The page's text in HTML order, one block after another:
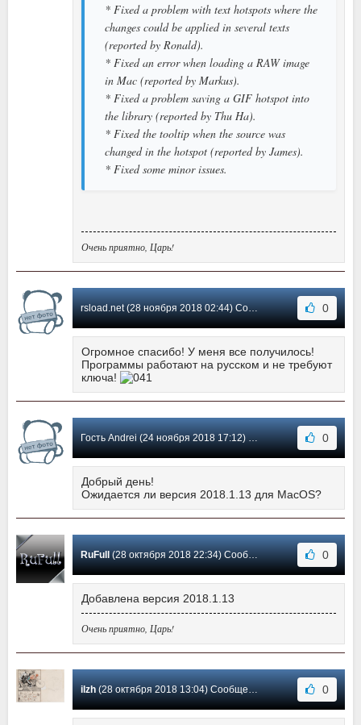
* Fixed a problem with text hotspots where the
changes could be applied in several texts
(reported by Ronald).
* Fixed an error when loading a RAW image
in Mac (reported by Markus).
* Fixed a problem saving a GIF hotspot into
the library (reported by Thu Ha).
* Fixed the tooltip when the source was
changed in the hotspot (reported by James).
* Fixed some minor issues.
Очень приятно, Царь!
rsload.net (28 ноября 2018 02:44) Сообщение #20 0
Огромное спасибо! У меня все получилось!
Программы работают на русском и не требуют
ключа!
Гость Andrei (24 ноября 2018 17:12) Сообщение #19 0
Добрый день!
Ожидается ли версия 2018.1.13 для MacOS?
RuFull(28 октября 2018 22:34) Сообщение #18 0
Добавлена версия 2018.1.13
Очень приятно, Царь!
ilzh(28 октября 2018 13:04) Сообщение #17 0